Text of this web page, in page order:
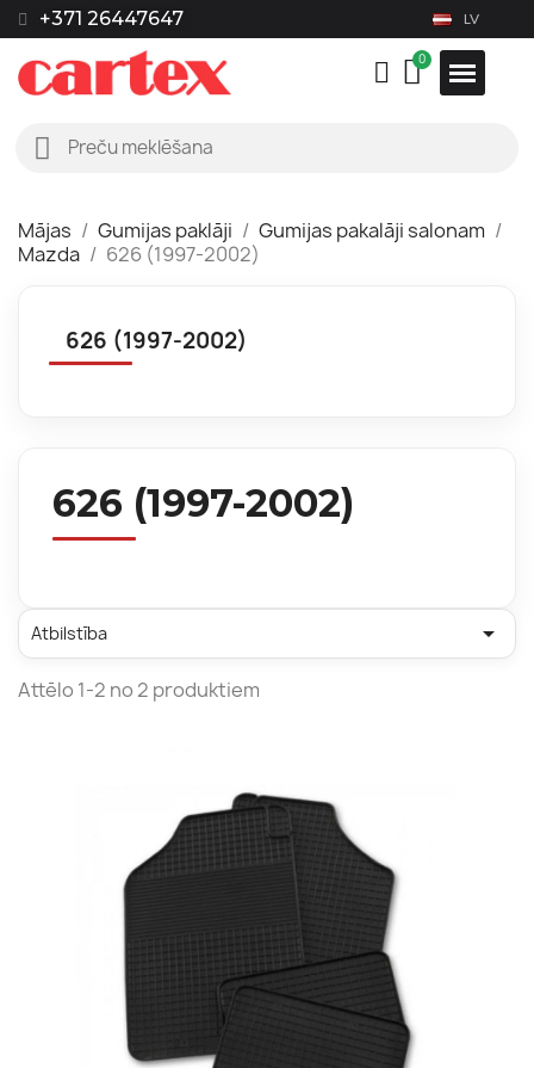
+371 26447647 LV
Mājas Gumijas paklāji
Gumijas pakalāji salonam
Mazda
626 (1997-2002)
626 (1997-2002)
626 (1997-2002)
Atbilstība 
Attēlo 1-2 no 2 produktiem